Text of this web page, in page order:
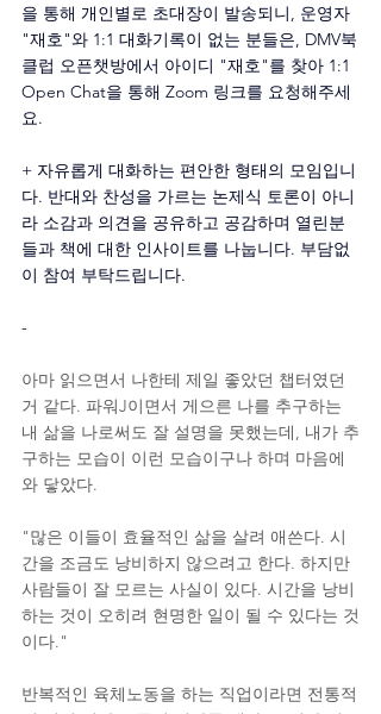
을 통해 개인별로 초대장이 발송되니, 운영자
"재호"와 1:1 대화기록이 없는 분들은, DMV북
클럽 오픈챗방에서 아이디 "재호"를 찾아 1:1
Open Chat을 통해 Zoom 링크를 요청해주세
요.
+ 자유롭게 대화하는 편안한 형태의 모임입니
다. 반대와 찬성을 가르는 논제식 토론이 아니
라 소감과 의견을 공유하고 공감하며 열린분
들과 책에 대한 인사이트를 나눕니다. 부담없
이 참여 부탁드립니다.
-
아마 읽으면서 나한테 제일 좋았던 챕터였던
거 같다. 파워J이면서 게으른 나를 추구하는
내 삶을 나로써도 잘 설명을 못했는데, 내가 추
구하는 모습이 이런 모습이구나 하며 마음에
와 닿았다.
"많은 이들이 효율적인 삶을 살려 애쓴다. 시
간을 조금도 낭비하지 않으려고 한다. 하지만
사람들이 잘 모르는 사실이 있다. 시간을 낭비
하는 것이 오히려 현명한 일이 될 수 있다는 것
이다."
반복적인 육체노동을 하는 직업이라면 전통적